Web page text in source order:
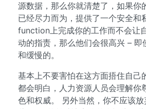
源数据，那么你就清楚了，如果你
已经尽力而为，提供了一个安全和
function上完成你的工作而不会让
动的指责，那么他们会很高兴 – 即
和缓慢的。
基本上不要害怕在这方面捂住自己
都会明白，人力资源人员会理解你
色和权威。 另外当然，你不应该